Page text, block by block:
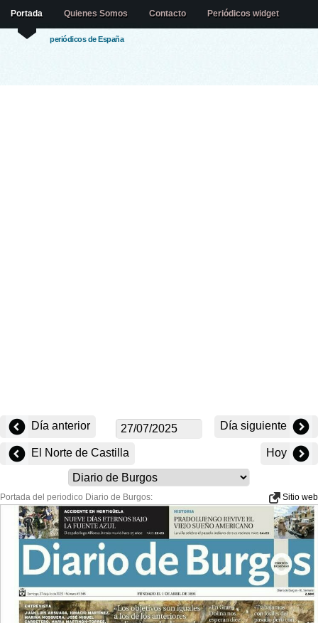
periódicos de España
Portada Quienes Somos Contacto Periódicos widget
Día anterior Día siguiente
El Norte de Castilla Hoy
Portada del periodico Diario de Burgos: Sitio web